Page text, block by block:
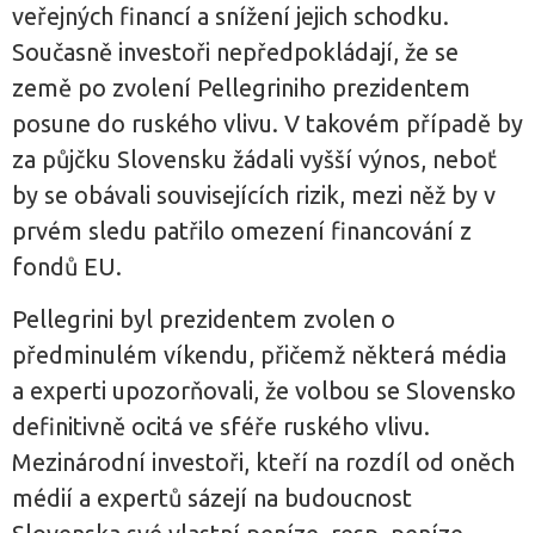
veřejných financí a snížení jejich schodku.
Současně investoři nepředpokládají, že se
země po zvolení Pellegriniho prezidentem
posune do ruského vlivu. V takovém případě by
za půjčku Slovensku žádali vyšší výnos, neboť
by se obávali souvisejících rizik, mezi něž by v
prvém sledu patřilo omezení financování z
fondů EU.
Pellegrini byl prezidentem zvolen o
předminulém víkendu, přičemž některá média
a experti upozorňovali, že volbou se Slovensko
definitivně ocitá ve sféře ruského vlivu.
Mezinárodní investoři, kteří na rozdíl od oněch
médií a expertů sázejí na budoucnost